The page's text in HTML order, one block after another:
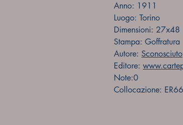
Anno: 1911
Luogo: Torino
Dimensioni: 27x48
Stampa: Goffratura
Autore: Sconosciuto
Editore:
Note:0
Collocazione: